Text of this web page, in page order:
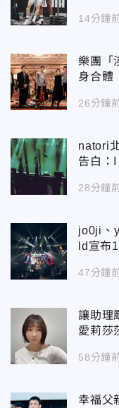
14分鐘
樂團「
身合
26分鐘
natori
告白：
28分鐘
jo0ji、
ld宣布
47分鐘
讓助理
愛莉莎
58分鐘
幸福父